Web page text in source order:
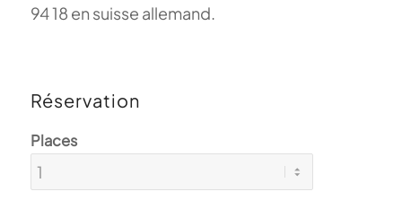
94 18 en suisse allemand.
Réservation
Places